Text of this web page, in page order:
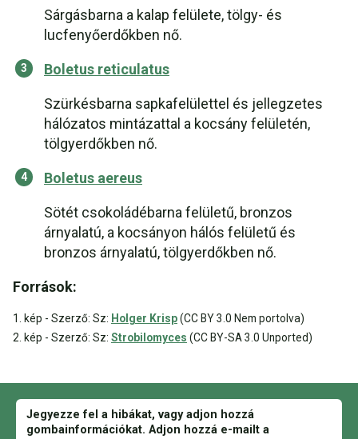
Sárgásbarna a kalap felülete, tölgy- és
lucfenyőerdőkben nő.
Boletus reticulatus
Szürkésbarna sapkafelülettel és jellegzetes
hálózatos mintázattal a kocsány felületén,
tölgyerdőkben nő.
Boletus aereus
Sötét csokoládébarna felületű, bronzos
árnyalatú, a kocsányon hálós felületű és
bronzos árnyalatú, tölgyerdőkben nő.
Források:
1. kép - Szerző: Sz: Holger Krisp(CC BY 3.0 Nem portolva)
2. kép - Szerző: Sz: Strobilomyces (CC BY-SA 3.0 Unported)